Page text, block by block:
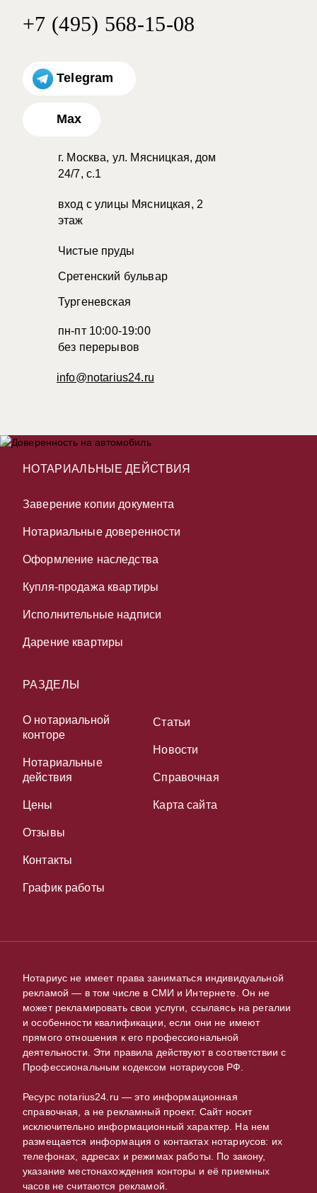
+7 (495) 568-15-08
Telegram
Max
г. Москва, ул. Мясницкая, дом
24/7, с.1
вход с улицы Мясницкая, 2
этаж
Чистые пруды
Сретенский бульвар
Тургеневская
пн-пт 10:00-19:00
без перерывов
info@notarius24.ru
НОТАРИАЛЬНЫЕ ДЕЙСТВИЯ
Заверение копии документа
Нотариальные доверенности
Оформление наследства
Купля-продажа квартиры
Исполнительные надписи
Дарение квартиры
РАЗДЕЛЫ
О нотариальной
конторе
Нотариальные
действия
Цены
Отзывы
Контакты
График работы
Статьи
Новости
Справочная
Карта сайта
Нотариус не имеет права заниматься индивидуальной
рекламой — в том числе в СМИ и Интернете. Он не
может рекламировать свои услуги, ссылаясь на регалии
и особенности квалификации, если они не имеют
прямого отношения к его профессиональной
деятельности. Эти правила действуют в соответствии с
Профессиональным кодексом нотариусов РФ.
Ресурс notarius24.ru — это информационная
справочная, а не рекламный проект. Сайт носит
исключительно информационный характер. На нем
размещается информация о контактах нотариусов: их
телефонах, адресах и режимах работы. По закону,
указание местонахождения конторы и её приемных
часов не считаются рекламой.